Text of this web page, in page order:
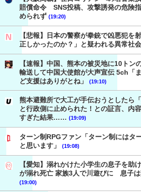
賠償命令 SNS投稿、攻撃誘発の危険
められず (19:20)
【悲報】日本の警察が拳銃で凶悪犯を
正しかったのか？」と疑われる異常社会
【速報】中国、熊本の被災地に10トン
輸送して中国大使館が大声宣伝 5ch「
ど支援はありがとね」
(19:10)
熊本避難所で大工が手伝おうとしたら
と行政側に止められた！との証言、内
すぎた結果…… (19:09)
ターン制RPGファン「ターン制にはタ
と思います」
(19:08)
【愛知】溺れかけた小学生の息子を助
が溺れ死亡 家族3人で川遊びに 息子は
(19:00)